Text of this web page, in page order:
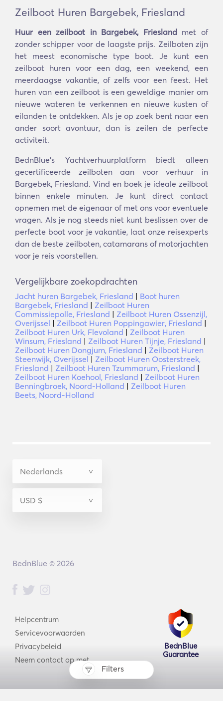
Filters
Zeilboot Huren Bargebek, Friesland
Huur een zeilboot in Bargebek, Friesland met of
zonder schipper voor de laagste prijs. Zeilboten zijn
het meest economische type boot. Je kunt een
zeilboot huren voor een dag, een weekend, een
meerdaagse vakantie, of zelfs voor een feest. Het
huren van een zeilboot is een geweldige manier om
nieuwe wateren te verkennen en nieuwe kusten of
eilanden te ontdekken. Als je op zoek bent naar een
ander soort avontuur, dan is zeilen de perfecte
activiteit.
BednBlue's Yachtverhuurplatform biedt alleen
gecertificeerde zeilboten aan voor verhuur in
Bargebek, Friesland. Vind en boek je ideale zeilboot
binnen enkele minuten. Je kunt direct contact
opnemen met de eigenaar of met ons voor eventuele
vragen. Als je nog steeds niet kunt beslissen over de
perfecte boot voor je vakantie, laat onze reisexperts
dan de beste zeilboten, catamarans of motorjachten
voor je reis voorstellen.
Vergelijkbare zoekopdrachten
Jacht huren Bargebek, Friesland | Boot huren
Bargebek, Friesland | Zeilboot Huren
Commissiepolle, Friesland | Zeilboot Huren Ossenzijl,
Overijssel | Zeilboot Huren Poppingawier, Friesland |
Zeilboot Huren Urk, Flevoland | Zeilboot Huren
Winsum, Friesland | Zeilboot Huren Tijnje, Friesland |
Zeilboot Huren Dongjum, Friesland | Zeilboot Huren
Steenwijk, Overijssel | Zeilboot Huren Oosterstreek,
Friesland | Zeilboot Huren Tzummarum, Friesland |
Zeilboot Huren Koehool, Friesland | Zeilboot Huren
Benningbroek, Noord-Holland | Zeilboot Huren
Beets, Noord-Holland
Helpcentrum
Servicevoorwaarden
Privacybeleid
Neem contact op met
BednBlue
Guarantee
BednBlue © 2026